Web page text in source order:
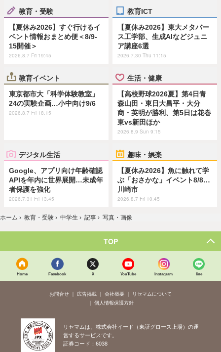
教育・受験
【夏休み2026】すぐ行けるイ
ベント情報おまとめ便＜8/9-
15開催＞
2026.8.7 Fri 19:45
教育ICT
【夏休み2026】東大メタバー
ス工学部、生成AIなどジュニ
ア講座6選
2026.7.30 Thu 11:15
教育イベント
東京都市大「科学体験教室」
24の実験企画…小中向け9/6
2026.8.7 Fri 18:15
生活・健康
【高校野球2026夏】第4日青
森山田・東日大昌平・大分
商・英明が勝利、第5日は花巻
東vs新田ほか
2026.8.9 Sun 9:15
デジタル生活
Google、アプリ向け年齢確認
APIを年内に世界展開…未成年
者保護を強化
2026.7.31 Fri 13:45
趣味・娯楽
【夏休み2026】魚に触れて学
ぶ「おさかな」イベント8/8…
川崎市
2026.8.7 Fri 10:45
ホーム › 教育・受験 › 中学生 › 記事 › 写真・画像
TOP
Home Facebook X YouTube Instagram line
お問合せ 広告掲載 会社概要
リセマムについて
個人情報保護方針
リセマムは、株式会社イード（東証グロース上場）の運
営するサービスです。
証券コード：6038